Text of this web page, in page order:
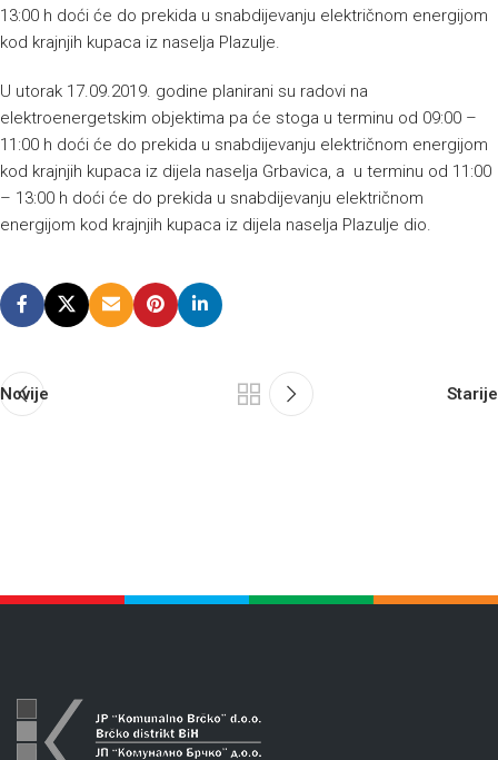
13:00 h doći će do prekida u snabdijevanju električnom energijom
kod krajnjih kupaca iz naselja Plazulje.
U utorak 17.09.2019. godine planirani su radovi na
elektroenergetskim objektima pa će stoga u terminu od 09:00 –
11:00 h doći će do prekida u snabdijevanju električnom energijom
kod krajnjih kupaca iz dijela naselja Grbavica, a u terminu od 11:00
– 13:00 h doći će do prekida u snabdijevanju električnom
energijom kod krajnjih kupaca iz dijela naselja Plazulje dio.
Novije Starije